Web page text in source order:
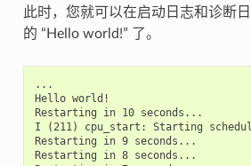
此时，您就可以在启动日志和诊断
的 “Hello world!” 了。
...
Hello world!
Restarting in 10 seconds...
I (211) cpu_start: Starting
Restarting in 9 seconds...
Restarting in 8 seconds...